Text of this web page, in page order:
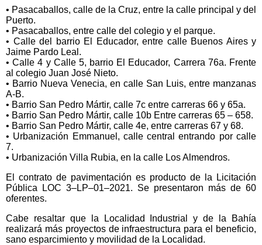
• Pasacaballos, calle de la Cruz, entre la calle principal y del
Puerto.
• Pasacaballos, entre calle del colegio y el parque.
• Calle del barrio El Educador, entre calle Buenos Aires y
Jaime Pardo Leal.
• Calle 4 y Calle 5, barrio El Educador, Carrera 76a. Frente
al colegio Juan José Nieto.
• Barrio Nueva Venecia, en calle San Luis, entre manzanas
A-B.
• Barrio San Pedro Mártir, calle 7c entre carreras 66 y 65a.
• Barrio San Pedro Mártir, calle 10b Entre carreras 65 – 658.
• Barrio San Pedro Mártir, calle 4e, entre carreras 67 y 68.
• Urbanización Emmanuel, calle central entrando por calle
7.
• Urbanización Villa Rubia, en la calle Los Almendros.
El contrato de pavimentación es producto de la Licitación
Pública LOC 3–LP–01–2021. Se presentaron más de 60
oferentes.
Cabe resaltar que la Localidad Industrial y de la Bahía
realizará más proyectos de infraestructura para el beneficio,
sano esparcimiento y movilidad de la Localidad.